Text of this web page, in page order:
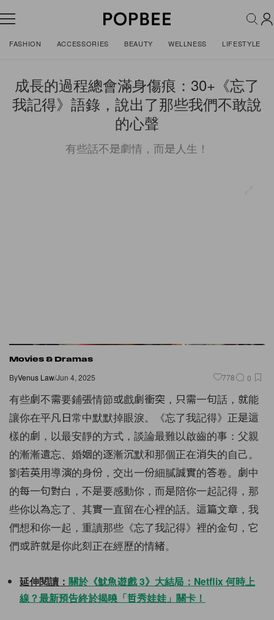
FASHION ACCESSORIES BEAUTY WELLNESS LIFESTYLE
成長的過程總會滿身傷痕：30+《忘了
我記得》語錄，說出了那些我們不敢說
的心聲
有些話不是劇情，而是人生！
Movies & Dramas
ByVenus Law/Jun 4, 2025 778 0
有些劇不需要鋪張情節或戲劇衝突，只需一句話，就能
讓你在平凡日常中默默掉眼淚。《忘了我記得》正是這
樣的劇，以最安靜的方式，談論最難以啟齒的事：父親
的漸漸遺忘、婚姻的逐漸沉默和那個正在消失的自己。
劉若英用導演的身份，交出一份細膩誠實的答卷。劇中
的每一句對白，不是要感動你，而是陪你一起記得，那
些你以為忘了、其實一直留在心裡的話。這篇文章，我
們想和你一起，重讀那些《忘了我記得》裡的金句，它
們或許就是你此刻正在經歷的情緒。
延伸閱讀： 關於《魷魚遊戲 3》大結局：Netflix 何時上
線？最新預告終於揭曉「哲秀娃娃」關卡！